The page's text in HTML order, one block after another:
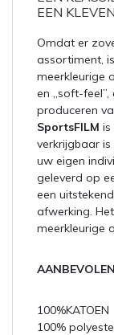
EEN
Omdat er
assortiment,
meerkleurige
en „soft-
produceren
SportsFILM is
verkrijgbaar
uw eigen
geleverd op
een
afwerking.
meerkleurige
100%KATOEN
100%